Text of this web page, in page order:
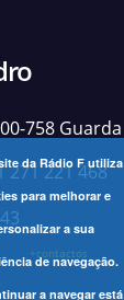
758 Guarda
271 221 468
+contactos
da Rádio F utiliza
para melhorar e
a sua
de navegação.
a navegar está